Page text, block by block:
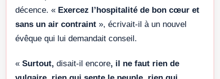
décence. « Exercez l’hospitalité de bon cœur et
sans un air contraint », écrivait-il à un nouvel
évêque qui lui demandait conseil.
« Surtout, disait-il encore, il ne faut rien de